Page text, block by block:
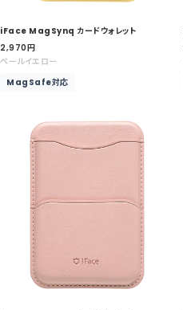
iFace MagSynq カードウォレット
セ
ー
価
2,970円
ペールイエロー
MagSafe対応